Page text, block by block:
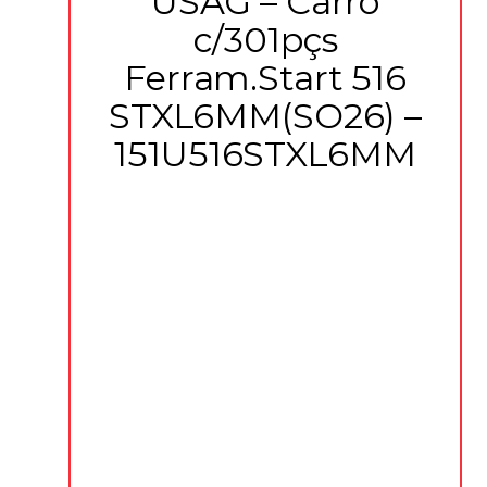
c/301pçs
Ferram.Start 516
STXL6MM(SO26) –
151U516STXL6MM